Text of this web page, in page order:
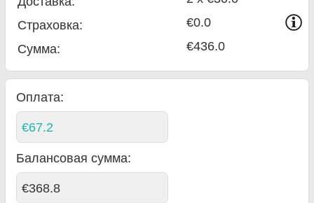
Страховка:
€0.0
Сумма: €436.0
Оплата:
€67.2
Балансовая сумма:
€368.8